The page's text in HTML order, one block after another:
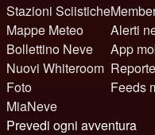
Stazioni Sciistiche
Mappe Meteo
Bollettino Neve
Nuovi Whiteroom
Foto
MiaNeve
Alerti
App
Feeds
Prevedi ogni avventura